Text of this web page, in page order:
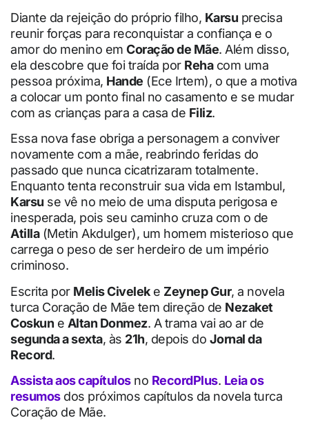
Diante da rejeição do próprio filho, Karsu precisa
reunir forças para reconquistar a confiança e o
amor do menino em Coração de Mãe. Além disso,
ela descobre que foi traída por Rehacom uma
pessoa próxima, Hande (Ece Irtem), o que a motiva
a colocar um ponto final no casamento e se mudar
com as crianças para a casa de Filiz.
Essa nova fase obriga a personagem a conviver
novamente com a mãe, reabrindo feridas do
passado que nunca cicatrizaram totalmente.
Enquanto tenta reconstruir sua vida em Istambul,
Karsu se vê no meio de uma disputa perigosa e
inesperada, pois seu caminho cruza com o de
Atilla(Metin Akdulger), um homem misterioso que
carrega o peso de ser herdeiro de um império
criminoso.
Escrita por Melis Civeleke Zeynep Gur, a novela
turca Coração de Mãe tem direção de Nezaket
Coskun e Altan Donmez. A trama vai ao ar de
segunda a sexta, às 21h, depois do Jornal da
Record.
Assista aos capítulosno RecordPlus. Leia os
resumosdos próximos capítulos da novela turca
Coração de Mãe.